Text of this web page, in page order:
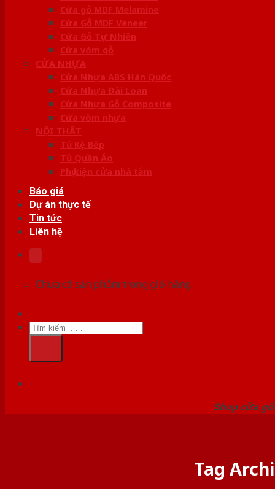
Cửa gỗ MDF Melamine
Cửa Gỗ MDF Veneer
Cửa Gỗ Tự Nhiên
Cửa vòm gỗ
CỬA NHỰA
Cửa Nhựa ABS Hàn Quốc
Cửa Nhựa Đài Loan
Cửa Nhựa Gỗ Composite
Cửa vòm nhựa
NỘI THẤT
Tủ Kệ Bếp
Tủ Quần Áo
Phụ kiện cửa nhà tắm
Báo giá
Dự án thực tế
Tin tức
Liên hệ
Chưa có sản phẩm trong giỏ hàng.
Tìm
kiếm:
Shop cửa
Tag